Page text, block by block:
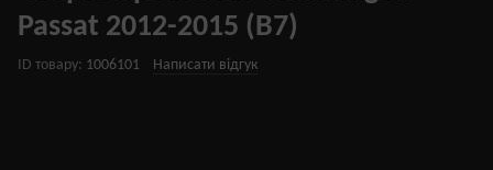
Passat 2012-2015 (B7)
ID товару: 1006101 Написати відгук